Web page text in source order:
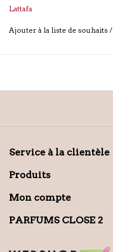
Lattafa
Ajouter à la liste de souhaits /
Service à la clientèle
Produits
Mon compte
PARFUMS CLOSE 2